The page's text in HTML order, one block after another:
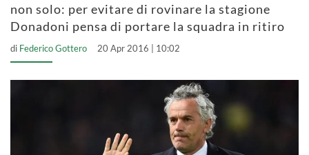
non solo: per evitare di rovinare la stagione
Donadoni pensa di portare la squadra in ritiro
di Federico Gottero 20 Apr 2016 | 10:02